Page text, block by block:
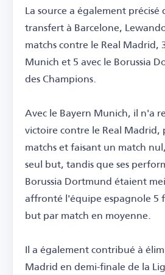
La source a également
transfert à Barcelone,
matchs contre le Real Madrid,
Munich et 5 avec le Borussia
des Champions.
Avec le Bayern Munich, il n'a
victoire contre le Real
matchs et faisant un match
seul but, tandis que ses
Borussia Dortmund étaient
affronté l'équipe espagnole 5
but par match en moyenne.
Il a également contribué à
Madrid en demi-finale de la